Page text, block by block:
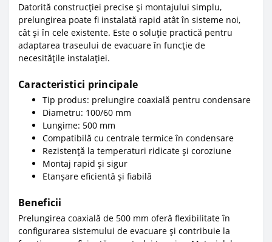
Datorită construcției precise și montajului simplu,
prelungirea poate fi instalată rapid atât în sisteme noi,
cât și în cele existente. Este o soluție practică pentru
adaptarea traseului de evacuare în funcție de
necesitățile instalației.
Caracteristici principale
Tip produs: prelungire coaxială pentru condensare
Diametru: 100/60 mm
Lungime: 500 mm
Compatibilă cu centrale termice în condensare
Rezistență la temperaturi ridicate și coroziune
Montaj rapid și sigur
Etanșare eficientă și fiabilă
Beneficii
Prelungirea coaxială de 500 mm oferă flexibilitate în
configurarea sistemului de evacuare și contribuie la